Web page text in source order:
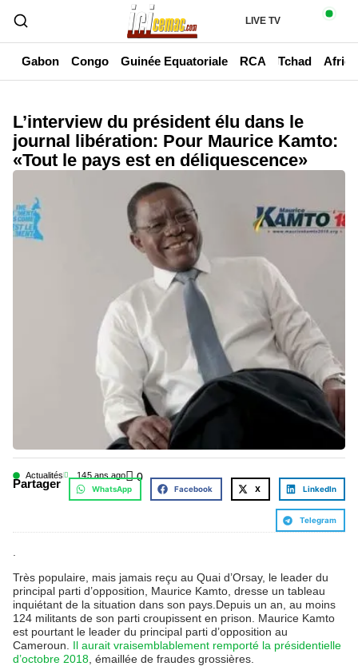
LIVE TV
Gabon Congo Guinée Equatoriale RCA Tchad
L’interview du président élu dans le
journal libération: Pour Maurice Kamto:
«Tout le pays est en déliquescence»
Actualités 145 ans ago 0
Partager WhatsApp Facebook X LinkedIn
Telegram
.
Très populaire, mais jamais reçu au Quai d’Orsay, le leader du
principal parti d’opposition, Maurice Kamto, dresse un tableau
inquiétant de la situation dans son pays.Depuis un an, au moins
124 militants de son parti croupissent en prison. Maurice Kamto
est pourtant le leader du principal parti d’opposition au
Cameroun. Il aurait vraisemblablement remporté la présidentielle
d’octobre 2018, émaillée de fraudes grossières.